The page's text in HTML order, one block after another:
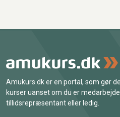
Amukurs.dk er en portal, som gør
kurser uanset om du er
tillidsrepræsentant eller ledig.